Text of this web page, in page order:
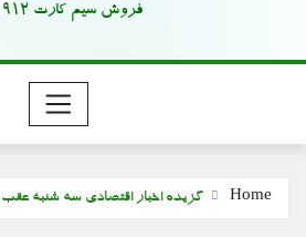
فروش سیم کارت 912 رند
Home گزیده اخبار اقتصادی سه شنبه